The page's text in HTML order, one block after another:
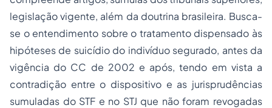
legislação vigente, além da doutrina brasileira. Busca-
se o entendimento sobre o tratamento dispensado às
hipóteses de suicídio do indivíduo segurado, antes da
vigência do CC de 2002 e após, tendo em vista a
contradição entre o dispositivo e as jurisprudências
sumuladas do STF e no STJ que não foram revogadas